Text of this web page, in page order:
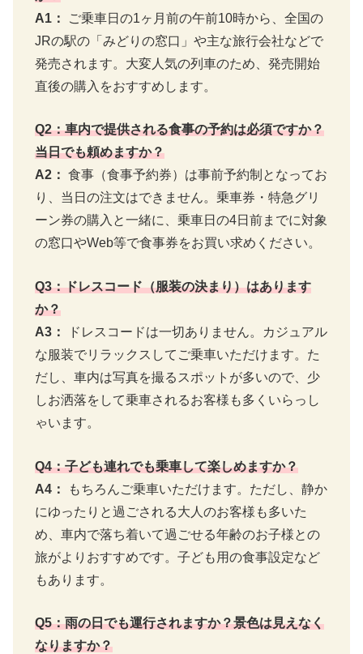
A1：
ご乗車日の1ヶ月前の午前10時から、全国の
JRの駅の「みどりの窓口」や主な旅行会社などで
発売されます。大変人気の列車のため、発売開始
直後の購入をおすすめします。
Q2：車内で提供される食事の予約は必須ですか？
当日でも頼めますか？
A2： 食事（食事予約券）は事前予約制となってお
り、当日の注文はできません。乗車券・特急グリ
ーン券の購入と一緒に、乗車日の4日前までに対象
の窓口やWeb等で食事券をお買い求めください。
Q3：ドレスコード（服装の決まり）はあります
か？
A3：
ドレスコードは一切ありません。カジュアル
な服装でリラックスしてご乗車いただけます。た
だし、車内は写真を撮るスポットが多いので、少
しお洒落をして乗車されるお客様も多くいらっし
ゃいます。
Q4：子ども連れでも乗車して楽しめますか？
A4：
もちろんご乗車いただけます。ただし、静か
にゆったりと過ごされる大人のお客様も多いた
め、車内で落ち着いて過ごせる年齢のお子様との
旅がよりおすすめです。子ども用の食事設定など
もあります。
Q5：雨の日でも運行されますか？景色は見えなく
なりますか？